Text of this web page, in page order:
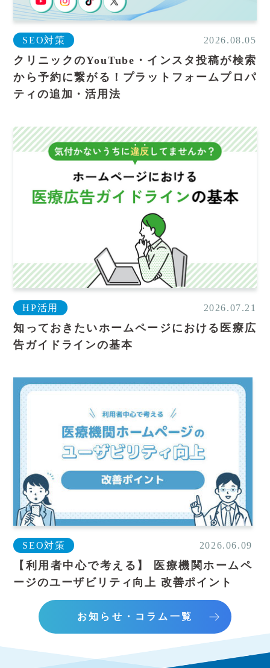
SEO対策 2026.08.05
クリニックのYouTube・インスタ投稿が検索
から予約に繋がる！プラットフォームプロパ
ティの追加・活用法
HP活用 2026.07.21
知っておきたいホームページにおける医療広
告ガイドラインの基本
SEO対策 2026.06.09
【利用者中心で考える】 医療機関ホームペ
ージのユーザビリティ向上 改善ポイント
お知らせ・コラム一覧